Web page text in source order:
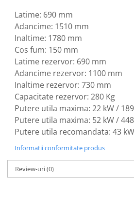
Latime: 690 mm
Adancime: 1510 mm
Inaltime: 1780 mm
Cos fum: 150 mm
Latime rezervor: 690 mm
Adancime rezervor: 1100 mm
Inaltime rezervor: 730 mm
Capacitate rezervor: 280 Kg
Putere utila maxima: 22 kW /
Putere utila maxima: 52 kW /
Putere utila recomandata: 43
Informatii conformitate produs
Review-uri(0)